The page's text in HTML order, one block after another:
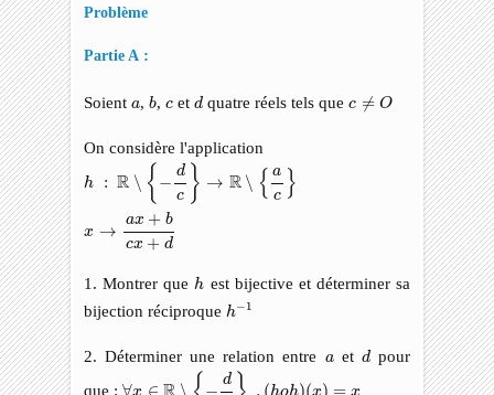
Problème
Partie A :
Soienta
a,b
b ,c
c etdd quatre réels tels quec ≠ O
O
On considère l'application
h : R ∖ { −
d
c
} → R ∖ { a
c }
x →
ax + b
cx + d
d →R ∖
1. Montrer que h
h est bijective et déterminer sa
bijection réciproque h−1
h 1
2. Déterminer une relation entre a
aet ddpour
que :∀x ∈ ∖ −
d
, (hoh)(x) = x
−d ,( h